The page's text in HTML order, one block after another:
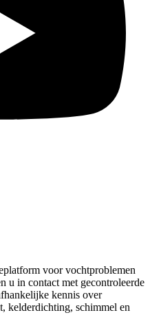
voor vochtproblemen
u in contact met gecontroleerde
kennis over
kelderdichting, schimmel en